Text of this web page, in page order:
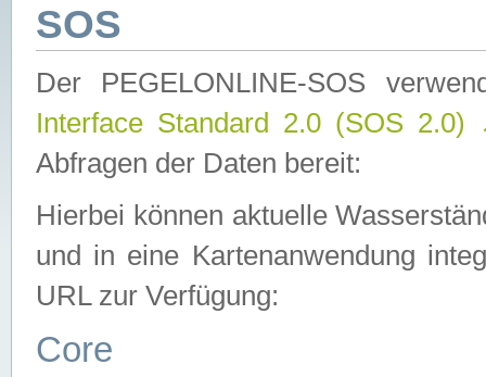
SOS
Der PEGELONLINE-SOS
Interface Standard 2.0 (SOS 2.0)
Abfragen der Daten bereit:
Hierbei können aktuelle
und in eine Kartenanwendung
URL zur Verfügung:
Core